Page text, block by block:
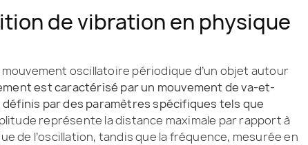
de vibration en physique
oscillatoire périodique d’un objet autour
est caractérisé par un mouvement de va-et-
par des paramètres spécifiques tels que
représente la distance maximale par rapport à
de l’oscillation, tandis que la fréquence, mesurée en